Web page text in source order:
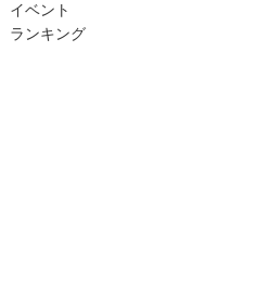
イベント
ランキング